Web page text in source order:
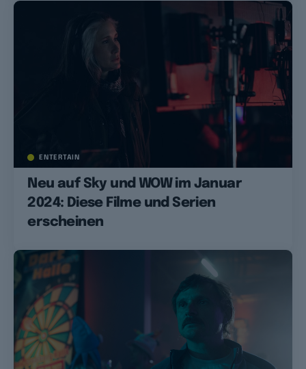
ENTERTAIN
Neu auf Sky und WOW im Januar
2024: Diese Filme und Serien
erscheinen